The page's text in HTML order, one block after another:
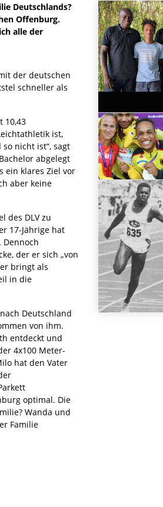
Deutschlands?
Offenburg.
alle der
der deutschen
schneller als
10,43
ist,
nicht ist“, sagt
abgelegt
ein klares Ziel vor
aber keine
des DLV zu
17-Jährige hat
Dennoch
der er sich „von
bringt als
in die
Deutschland
von ihm.
entdeckt und
4x100 Meter-
hat den Vater
optimal. Die
Wanda und
Familie